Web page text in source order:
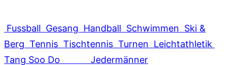
Fussball Gesang Handball Schwimmen Ski &
Berg Tennis Tischtennis Turnen Leichtathletik
Tang Soo Do
Jedermänner